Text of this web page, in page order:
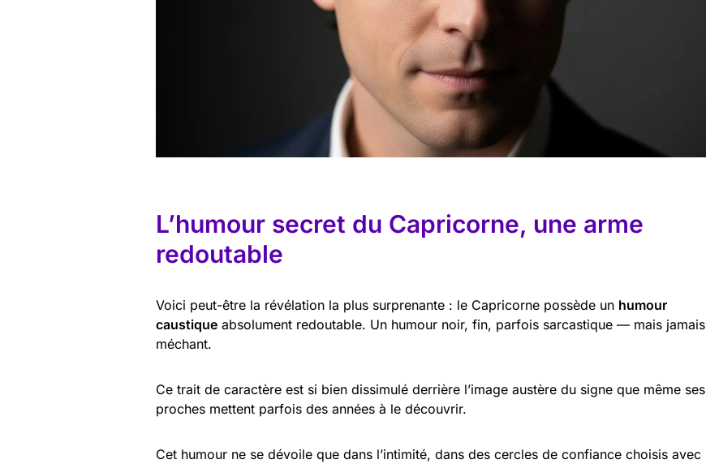
L’humour secret du Capricorne, une arme
redoutable
Voici peut-être la révélation la plus surprenante : le Capricorne possède un humour
caustique absolument redoutable. Un humour noir, fin, parfois sarcastique — mais jamais
méchant.
Ce trait de caractère est si bien dissimulé derrière l’image austère du signe que même ses
proches mettent parfois des années à le découvrir.
Cet humour ne se dévoile que dans l’intimité, dans des cercles de confiance choisis avec